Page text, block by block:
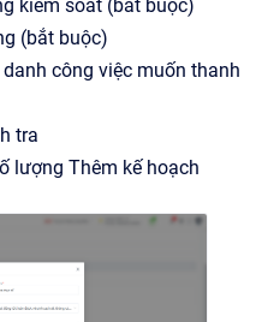
kiểm soát (bắt buộc)
(bắt buộc)
công việc muốn thanh
tra
lượng Thêm kế hoạch